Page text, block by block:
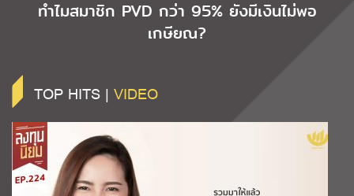
ทำไมสมาชิก PVD กว่า 95% ยังมีเงินไม่พอ
เกษียณ?
TOP HITS | VIDEO